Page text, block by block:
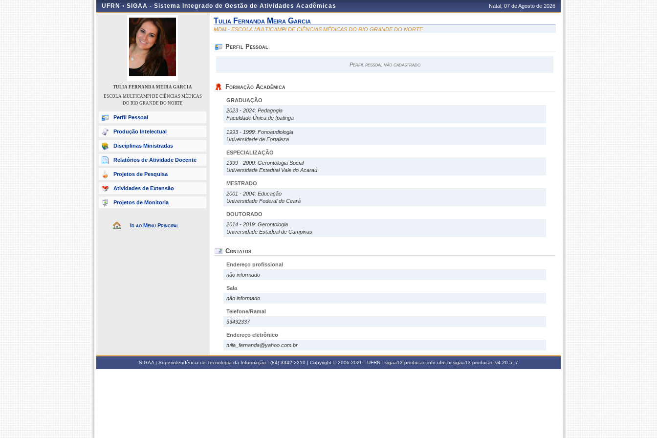
UFRN › SIGAA - Sistema Integrado de Gestão de Atividades Acadêmicas Natal, 07 de Agosto de 2026
TULIA FERNANDA MEIRA GARCIA
ESCOLA MULTICAMPI DE CIÊNCIAS MÉDICAS
DO RIO GRANDE DO NORTE
Perfil Pessoal
Produção Intelectual
Disciplinas Ministradas
Relatórios de Atividade Docente
Projetos de Pesquisa
Atividades de Extensão
Projetos de Monitoria
Ir ao Menu Principal
Tulia Fernanda Meira Garcia
MDM - ESCOLA MULTICAMPI DE CIÊNCIAS MÉDICAS DO RIO GRANDE DO NORTE
Perfil Pessoal
Perfil pessoal não cadastrado
Formação Acadêmica
GRADUAÇÃO
2023 - 2024: Pedagogia
Faculdade Única de Ipatinga
1993 - 1999: Fonoaudiologia
Universidade de Fortaleza
ESPECIALIZAÇÃO
1999 - 2000: Gerontologia Social
Universidade Estadual Vale do Acaraú
MESTRADO
2001 - 2004: Educação
Universidade Federal do Ceará
DOUTORADO
2014 - 2019: Gerontologia
Universidade Estadual de Campinas
Contatos
Endereço profissional
não informado
Sala
não informado
Telefone/Ramal
33432337
Endereço eletrônico
tulia_fernanda@yahoo.com.br
SIGAA | Superintendência de Tecnologia da Informação - (84) 3342 2210 | Copyright © 2006-2026 - UFRN - sigaa13-producao.info.ufrn.br.sigaa13-producao v4.20.5_7